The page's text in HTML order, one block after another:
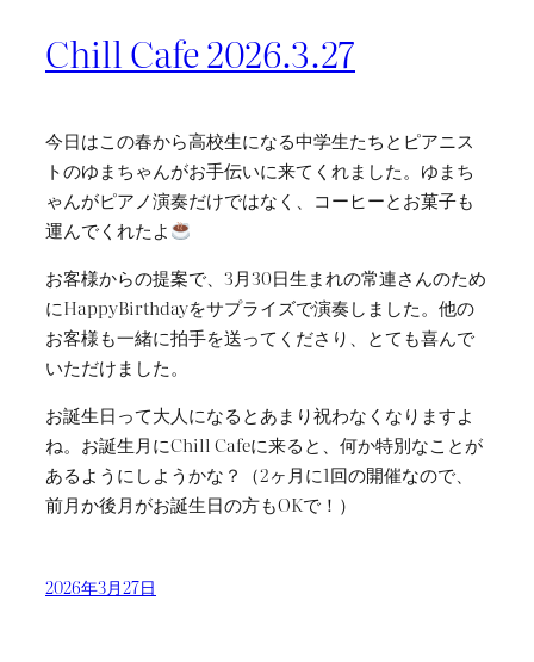
Chill Cafe 2026.3.27
今日はこの春から高校生になる中学生たちとピアニス
トのゆまちゃんがお手伝いに来てくれました。ゆまち
ゃんがピアノ演奏だけではなく、コーヒーとお菓子も
運んでくれたよ
お客様からの提案で、3月30日生まれの常連さんのため
にHappyBirthdayをサプライズで演奏しました。他の
お客様も一緒に拍手を送ってくださり、とても喜んで
いただけました。
お誕生日って大人になるとあまり祝わなくなりますよ
ね。お誕生月にChill Cafeに来ると、何か特別なことが
あるようにしようかな？（2ヶ月に1回の開催なので、
前月か後月がお誕生日の方もOKで！）
2026年3月27日